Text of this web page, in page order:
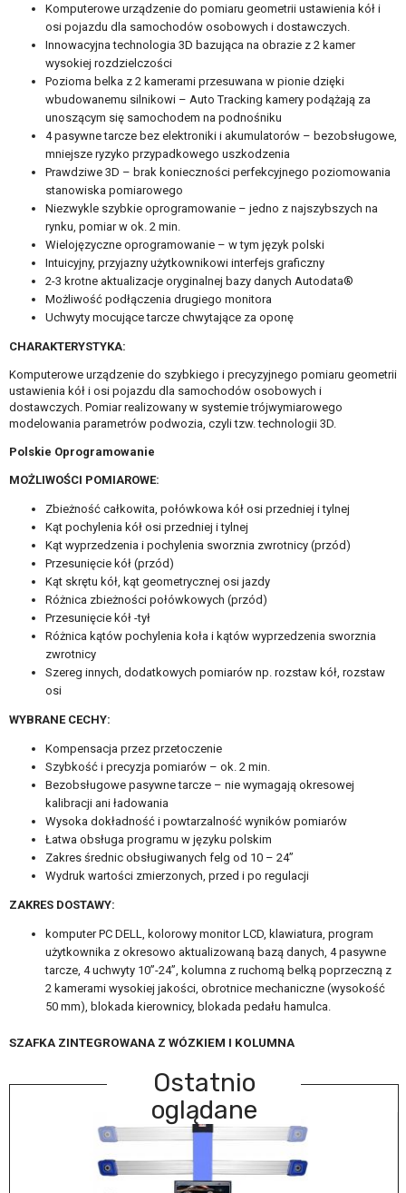
Komputerowe urządzenie do pomiaru geometrii ustawienia kół i
osi pojazdu dla samochodów osobowych i dostawczych.
Innowacyjna technologia 3D bazująca na obrazie z 2 kamer
wysokiej rozdzielczości
Pozioma belka z 2 kamerami przesuwana w pionie dzięki
wbudowanemu silnikowi – Auto Tracking kamery podążają za
unoszącym się samochodem na podnośniku
4 pasywne tarcze bez elektroniki i akumulatorów – bezobsługowe,
mniejsze ryzyko przypadkowego uszkodzenia
Prawdziwe 3D – brak konieczności perfekcyjnego poziomowania
stanowiska pomiarowego
Niezwykle szybkie oprogramowanie – jedno z najszybszych na
rynku, pomiar w ok. 2 min.
Wielojęzyczne oprogramowanie – w tym język polski
Intuicyjny, przyjazny użytkownikowi interfejs graficzny
2-3 krotne aktualizacje oryginalnej bazy danych Autodata®
Możliwość podłączenia drugiego monitora
Uchwyty mocujące tarcze chwytające za oponę
CHARAKTERYSTYKA:
Komputerowe urządzenie do szybkiego i precyzyjnego pomiaru geometrii
ustawienia kół i osi pojazdu dla samochodów osobowych i
dostawczych. Pomiar realizowany w systemie trójwymiarowego
modelowania parametrów podwozia, czyli tzw. technologii 3D.
Polskie Oprogramowanie
MOŻLIWOŚCI POMIAROWE:
Zbieżność całkowita, połówkowa kół osi przedniej i tylnej
Kąt pochylenia kół osi przedniej i tylnej
Kąt wyprzedzenia i pochylenia sworznia zwrotnicy (przód)
Przesunięcie kół (przód)
Kąt skrętu kół, kąt geometrycznej osi jazdy
Różnica zbieżności połówkowych (przód)
Przesunięcie kół -tył
Różnica kątów pochylenia koła i kątów wyprzedzenia sworznia
zwrotnicy
Szereg innych, dodatkowych pomiarów np. rozstaw kół, rozstaw
osi
WYBRANE CECHY:
Kompensacja przez przetoczenie
Szybkość i precyzja pomiarów – ok. 2 min.
Bezobsługowe pasywne tarcze – nie wymagają okresowej
kalibracji ani ładowania
Wysoka dokładność i powtarzalność wyników pomiarów
Łatwa obsługa programu w języku polskim
Zakres średnic obsługiwanych felg od 10 – 24”
Wydruk wartości zmierzonych, przed i po regulacji
ZAKRES DOSTAWY:
komputer PC DELL, kolorowy monitor LCD, klawiatura, program
użytkownika z okresowo aktualizowaną bazą danych, 4 pasywne
tarcze, 4 uchwyty 10”-24”, kolumna z ruchomą belką poprzeczną z
2 kamerami wysokiej jakości, obrotnice mechaniczne (wysokość
50 mm), blokada kierownicy, blokada pedału hamulca.
SZAFKA ZINTEGROWANA Z WÓZKIEM I KOLUMNA
Ostatnio
oglądane